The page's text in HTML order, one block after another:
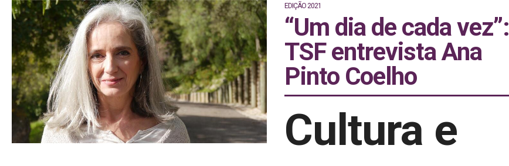
EDIÇÃO 2021
“Um dia de cada vez”:
TSF entrevista Ana
Pinto Coelho
Cultura e